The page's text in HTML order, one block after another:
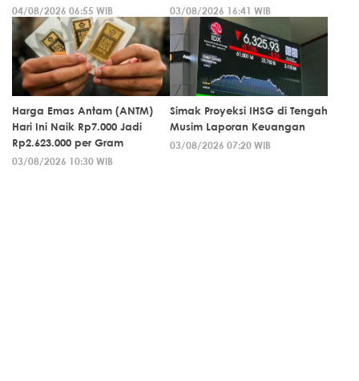
04/08/2026 06:55 WIB
03/08/2026 16:41 WIB
Harga Emas Antam (ANTM)
Hari Ini Naik Rp7.000 Jadi
Rp2.623.000 per Gram
03/08/2026 10:30 WIB
Simak Proyeksi IHSG di Tengah
Musim Laporan Keuangan
03/08/2026 07:20 WIB